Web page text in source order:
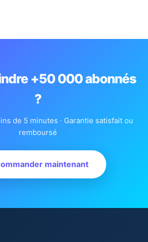
+50 000 abonnés
?
de 5 minutes · Garantie satisfait ou
remboursé
maintenant